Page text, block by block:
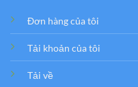
Đơn hàng của tôi
Tải khoản của tôi
Tải về